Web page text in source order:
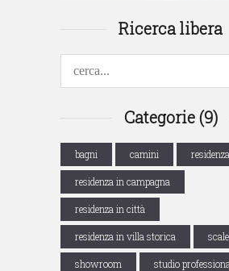
Ricerca libera
Categorie (9)
bagni camini
residenza in campagna
residenza in città
residenza in villa storica scale
showroom studio